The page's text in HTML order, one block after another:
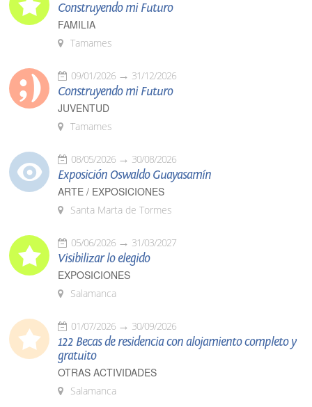
Construyendo mi Futuro
FAMILIA
Tamames
09/01/2026 31/12/2026
Construyendo mi Futuro
JUVENTUD
Tamames
08/05/2026 30/08/2026
Exposición Oswaldo Guayasamín
ARTE / EXPOSICIONES
Santa Marta de Tormes
05/06/2026 31/03/2027
Visibilizar lo elegido
EXPOSICIONES
Salamanca
01/07/2026 30/09/2026
122 Becas de residencia con alojamiento completo y
gratuito
OTRAS ACTIVIDADES
Salamanca